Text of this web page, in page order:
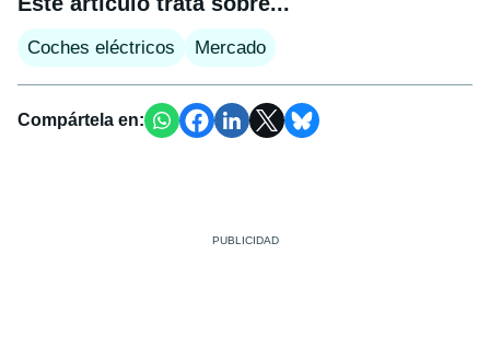
Coches eléctricos Mercado
Compártela en: